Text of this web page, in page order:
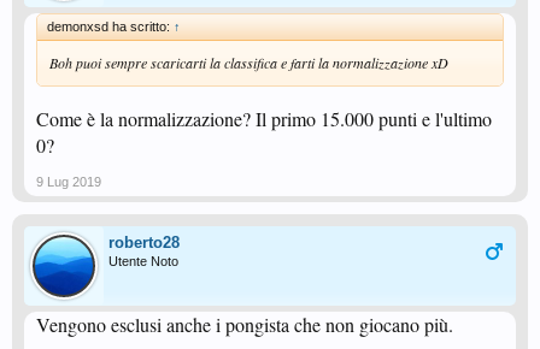
demonxsd ha scritto: ↑
Boh puoi sempre scaricarti la classifica e farti la normalizzazione xD
Come è la normalizzazione? Il primo 15.000 punti e l'ultimo
0?
9 Lug 2019
roberto28
Utente Noto
Vengono esclusi anche i pongista che non giocano più.